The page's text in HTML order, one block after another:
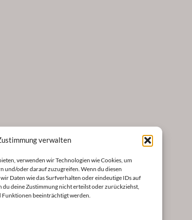
verwalten
verwenden wir Technologien wie Cookies, um
und/oder darauf zuzugreifen. Wenn du diesen
Daten wie das Surfverhalten oder eindeutige IDs auf
du deine Zustimmung nicht erteilst oder zurückziehst,
Funktionen beeinträchtigt werden.